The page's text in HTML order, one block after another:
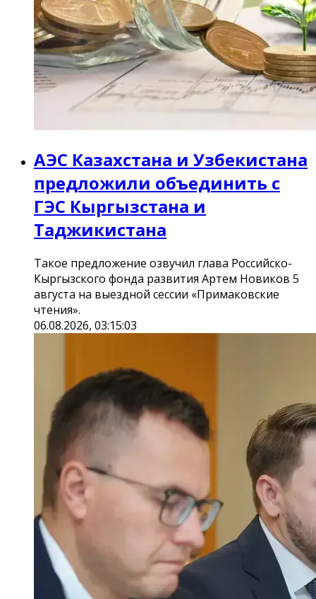
АЭС Казахстана и Узбекистана
предложили объединить с
ГЭС Кыргызстана и
Таджикистана
Такое предложение озвучил глава Российско-
Кыргызского фонда развития Артем Новиков 5
августа на выездной сессии «Примаковские
чтения».
06.08.2026, 03:15:03